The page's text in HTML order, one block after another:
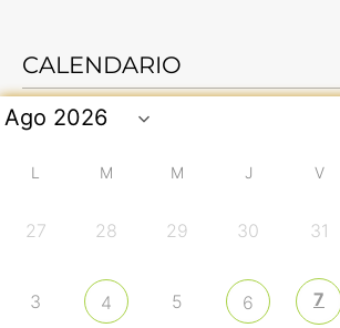
CALENDARIO
L M M J V
27 28 29 30 31
3 4 5 6 7